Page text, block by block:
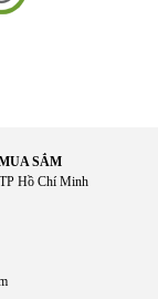
SẮM
Hồ Chí Minh